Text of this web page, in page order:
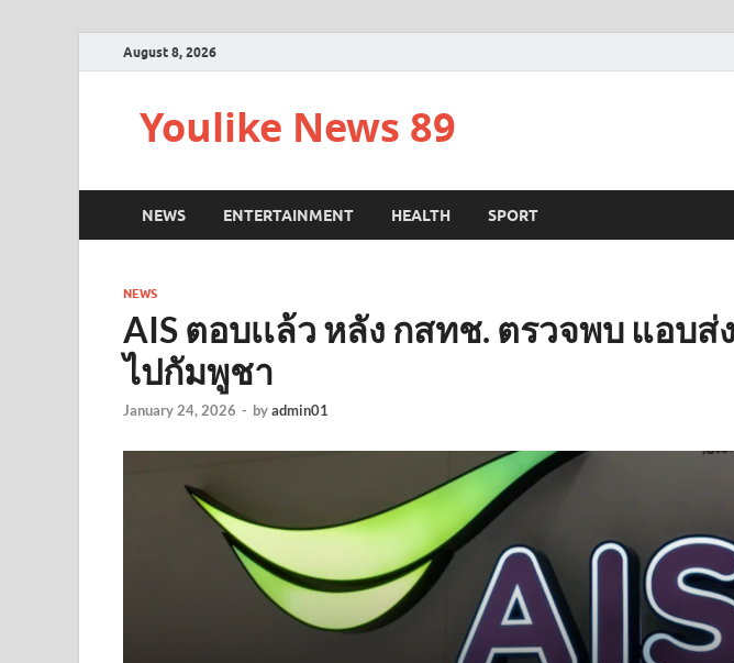
August 8, 2026
Youlike News 89
NEWS ENTERTAINMENT HEALTH SPORT
NEWS
AIS ตอบเเล้ว หลัง กสทช. ตรวจพบ แอ
ไปกัมพูชา
January 24, 2026 - byadmin01